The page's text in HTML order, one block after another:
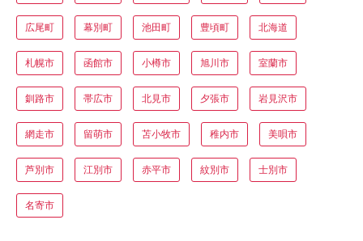
広尾町 幕別町 池田町 豊頃町 北海道
札幌市 函館市 小樽市 旭川市 室蘭市
釧路市 帯広市 北見市 夕張市 岩見沢市
網走市 留萌市 苫小牧市 稚内市 美唄市
芦別市 江別市 赤平市 紋別市 士別市
名寄市